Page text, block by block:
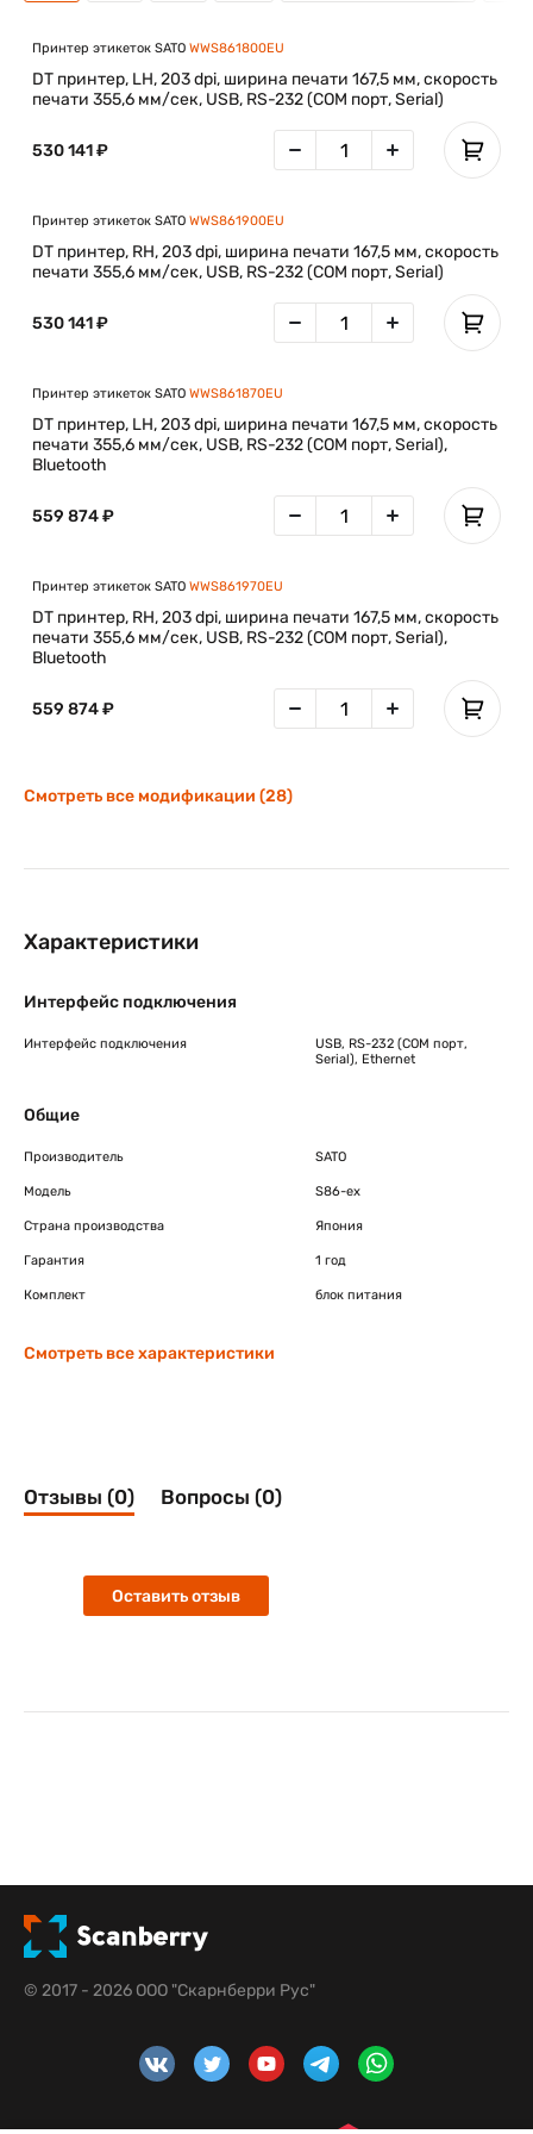
Принтер этикеток SATO WWS861800EU
DT принтер, LH, 203 dpi, ширина печати 167,5 мм, скорость
печати 355,6 мм/сек, USB, RS-232 (COM порт, Serial)
530 141 ₽
Принтер этикеток SATO WWS861900EU
DT принтер, RH, 203 dpi, ширина печати 167,5 мм, скорость
печати 355,6 мм/сек, USB, RS-232 (COM порт, Serial)
530 141 ₽
Принтер этикеток SATO WWS861870EU
DT принтер, LH, 203 dpi, ширина печати 167,5 мм, скорость
печати 355,6 мм/сек, USB, RS-232 (COM порт, Serial),
Bluetooth
559 874 ₽
Принтер этикеток SATO WWS861970EU
DT принтер, RH, 203 dpi, ширина печати 167,5 мм, скорость
печати 355,6 мм/сек, USB, RS-232 (COM порт, Serial),
Bluetooth
559 874 ₽
Смотреть все модификации (28)
Характеристики
Интерфейс подключения
Интерфейс подключения
USB, RS-232 (COM порт,
Serial), Ethernet
Общие
Производитель SATO
Модель S86-ex
Страна производства Япония
Гарантия 1 год
Комплект блок питания
Смотреть все характеристики
Отзывы (0) Вопросы (0)
Оставить отзыв
© 2017 - 2026 ООО "Скарнберри Рус"